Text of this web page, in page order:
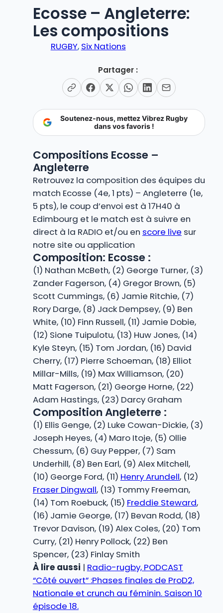
Ecosse – Angleterre:
Les compositions
RUGBY, Six Nations
Partager :
Soutenez-nous, mettez Vibrez Rugby
dans vos favoris !
Compositions Ecosse –
Angleterre
Retrouvez la composition des équipes du
match Ecosse (4e, 1 pts) – Angleterre (1e,
5 pts), le coup d’envoi est à 17H40 à
Edimbourg et le match est à suivre en
direct à la RADIO et/ou en score live sur
notre site ou application
Composition: Ecosse :
(1) Nathan McBeth, (2) George Turner, (3)
Zander Fagerson, (4) Gregor Brown, (5)
Scott Cummings, (6) Jamie Ritchie, (7)
Rory Darge, (8) Jack Dempsey, (9) Ben
White, (10) Finn Russell, (11) Jamie Dobie,
(12) Sione Tuipulotu, (13) Huw Jones, (14)
Kyle Steyn, (15) Tom Jordan, (16) David
Cherry, (17) Pierre Schoeman, (18) Elliot
Millar-Mills, (19) Max Williamson, (20)
Matt Fagerson, (21) George Horne, (22)
Adam Hastings, (23) Darcy Graham
Composition Angleterre :
(1) Ellis Genge, (2) Luke Cowan-Dickie, (3)
Joseph Heyes, (4) Maro Itoje, (5) Ollie
Chessum, (6) Guy Pepper, (7) Sam
Underhill, (8) Ben Earl, (9) Alex Mitchell,
(10) George Ford, (11) Henry Arundell, (12)
Fraser Dingwall, (13) Tommy Freeman,
(14) Tom Roebuck, (15) Freddie Steward,
(16) Jamie George, (17) Bevan Rodd, (18)
Trevor Davison, (19) Alex Coles, (20) Tom
Curry, (21) Henry Pollock, (22) Ben
Spencer, (23) Finlay Smith
À lire aussi | Radio-rugby, PODCAST
“Côté ouvert” :Phases finales de ProD2,
Nationale et crunch au féminin. Saison 10
épisode 18.